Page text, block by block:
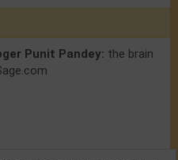
Punit Pandey: the brain